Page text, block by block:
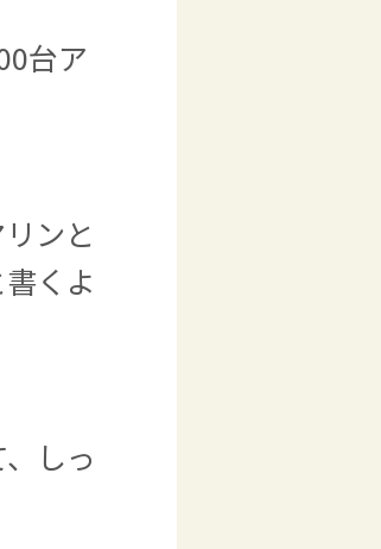
台ア
ンと
くよ
しっ